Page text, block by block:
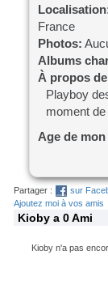
France
Photos:
Albums
À propos
Playboy
moment
Age de
Partager : sur
Ajoutez moi à vos amis
Kioby a 0 Ami
Kioby n'a pas